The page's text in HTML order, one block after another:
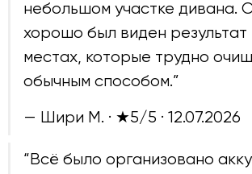
небольшом участке дивана.
хорошо был виден результат
местах, которые трудно
обычным способом.”
— Шири М. · ★5/5 · 12.07.2026
“Всё было организовано